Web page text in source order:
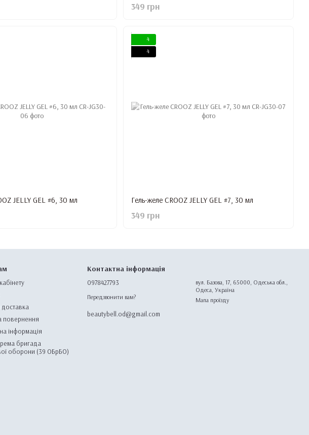
349 грн
JELLY GEL #6, 30 мл
4
4
Гель-желе CROOZ JELLY GEL #7, 30 мл
349 грн
доставка
повернення
інформація
бригада
оборони (39 ОБрБО)
Контактна інформація
0978427793
Передзвонити вам?
beautybell.od@gmail.com
вул. Базова, 17, 65000, Одеська обл.,
Одеса, Україна
Мапа проїзду